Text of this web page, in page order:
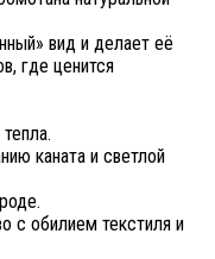
вид и делает её
где ценится
каната и светлой
с обилием текстиля и